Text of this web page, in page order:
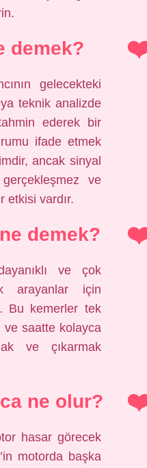
demek?
gelecekteki
teknik analizde
ederek bir
ifade etmek
ancak sinyal
ve
etkisi vardır.
demek?
ve çok
arayanlar için
Bu kemerler tek
ve saatte kolayca
ve çıkarmak
ne olur?
hasar görecek
motorda başka